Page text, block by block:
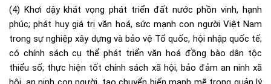
(4) Khơi dậy khát vọng phát triển đất nước phồn vinh, hạnh
phúc; phát huy giá trị văn hoá, sức mạnh con người Việt Nam
trong sự nghiệp xây dựng và bảo vệ Tổ quốc, hội nhập quốc tế;
có chính sách cụ thể phát triển văn hoá đồng bào dân tộc
thiểu số; thực hiện tốt chính sách xã hội, bảo đảm an ninh xã